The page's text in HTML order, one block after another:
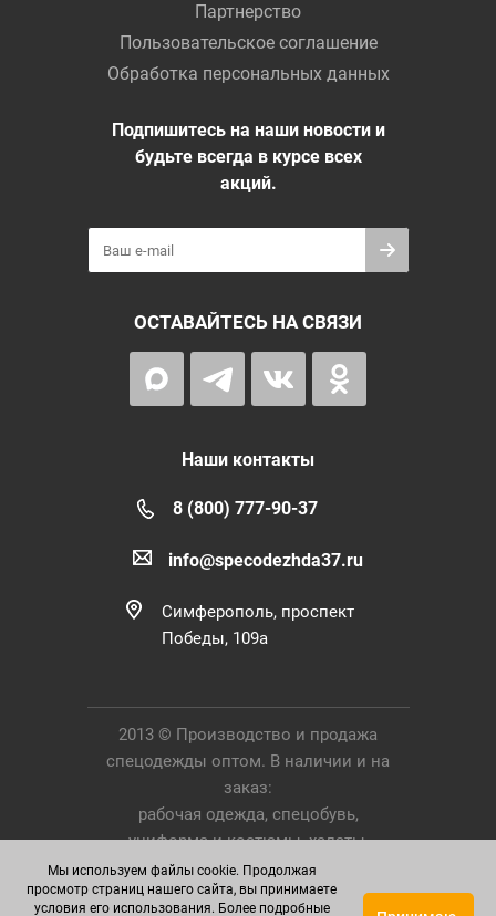
Партнерство
Пользовательское соглашение
Обработка персональных данных
Подпишитесь на наши новости и
будьте всегда в курсе всех
акций.
ОСТАВАЙТЕСЬ НА СВЯЗИ
Наши контакты
8 (800) 777-90-37
info@specodezhda37.ru
Симферополь, проспект
Победы, 109а
2013 © Производство и продажа
спецодежды оптом. В наличии и на
заказ:
рабочая одежда, спецобувь,
униформа и костюмы, халаты,
Средства Индивидуальной Защиты.
Мы используем файлы cookie. Продолжая
просмотр страниц нашего сайта, вы принимаете
условия его использования. Более подробные